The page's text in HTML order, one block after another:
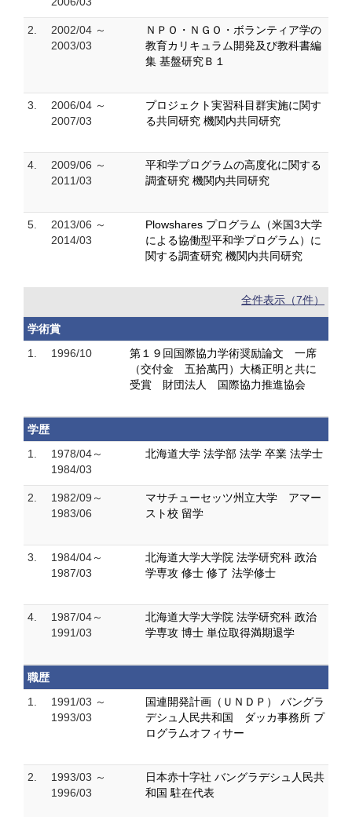
2.
2002/04 ～
2003/03
ＮＰＯ・ＮＧＯ・ボランティア学の
教育カリキュラム開発及び教科書編
集 基盤研究Ｂ１
3.
2006/04 ～
2007/03
プロジェクト実習科目群実施に関す
る共同研究 機関内共同研究
4.
2009/06 ～
2011/03
平和学プログラムの高度化に関する
調査研究 機関内共同研究
5.
2013/06 ～
2014/03
Plowshares プログラム（米国3大学
による協働型平和学プログラム）に
関する調査研究 機関内共同研究
全件表示（7件）
学術賞
1.
1996/10
第１９回国際協力学術奨励論文 一席
（交付金 五拾萬円）大橋正明と共に
受賞 財団法人 国際協力推進協会
学歴
1.
1978/04～
1984/03
北海道大学 法学部 法学 卒業 法学士
2.
1982/09～
1983/06
マサチューセッツ州立大学 アマー
スト校 留学
3.
1984/04～
1987/03
北海道大学大学院 法学研究科 政治
学専攻 修士 修了 法学修士
4.
1987/04～
1991/03
北海道大学大学院 法学研究科 政治
学専攻 博士 単位取得満期退学
職歴
1.
1991/03 ～
1993/03
国連開発計画（ＵＮＤＰ） バングラ
デシュ人民共和国 ダッカ事務所 プ
ログラムオフィサー
2.
1993/03 ～
1996/03
日本赤十字社 バングラデシュ人民共
和国 駐在代表